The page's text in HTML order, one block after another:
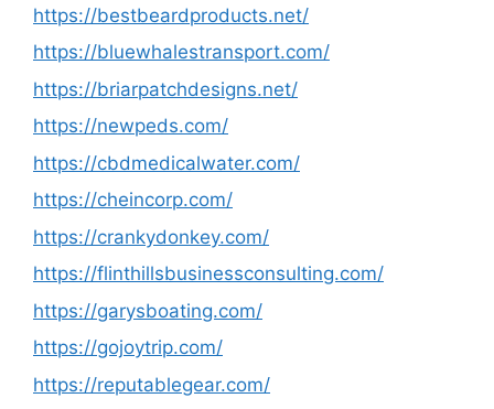
https://bestbeardproducts.net/
https://bluewhalestransport.com/
https://briarpatchdesigns.net/
https://newpeds.com/
https://cbdmedicalwater.com/
https://cheincorp.com/
https://crankydonkey.com/
https://flinthillsbusinessconsulting.com/
https://garysboating.com/
https://gojoytrip.com/
https://reputablegear.com/